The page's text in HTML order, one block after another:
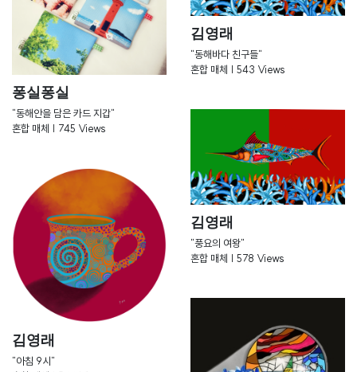
퐁실퐁실
"동해안을 담은 카드 지갑"
혼합 매체 | 745 Views
김영래
"동해바다 친구들"
혼합 매체 | 543 Views
김영래
"아침 9시"
김영래
"풍요의 여왕"
혼합 매체 | 578 Views